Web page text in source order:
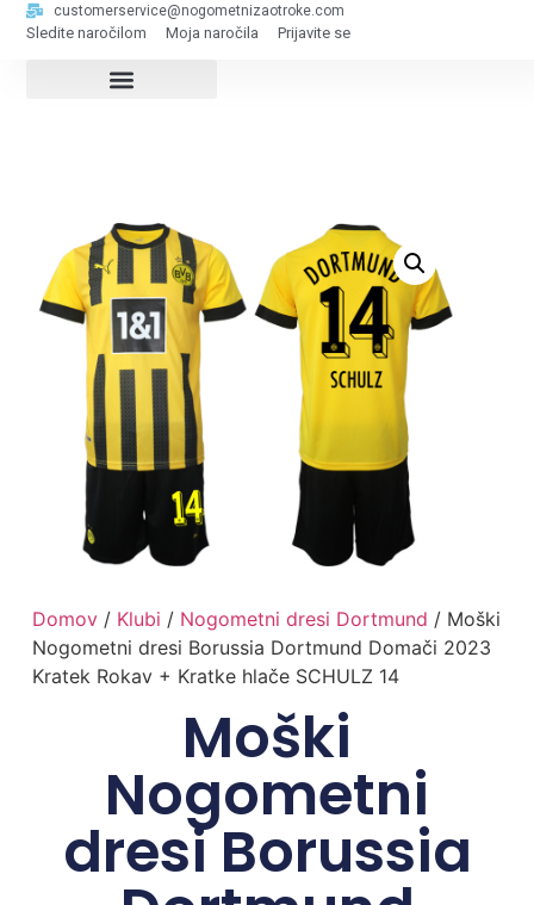
customerservice@nogometnizaotroke.com
Sledite naročilom Moja naročila Prijavite se
Domov/ Klubi / Nogometni dresi Dortmund / Moški
Nogometni dresi Borussia Dortmund Domači 2023
Kratek Rokav + Kratke hlače SCHULZ 14
Moški
Nogometni
dresi Borussia